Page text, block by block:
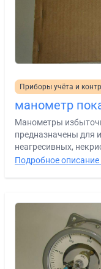
Приборы учёта и
манометр
Манометры
предназначены для
неагресивных,
Подробное описание